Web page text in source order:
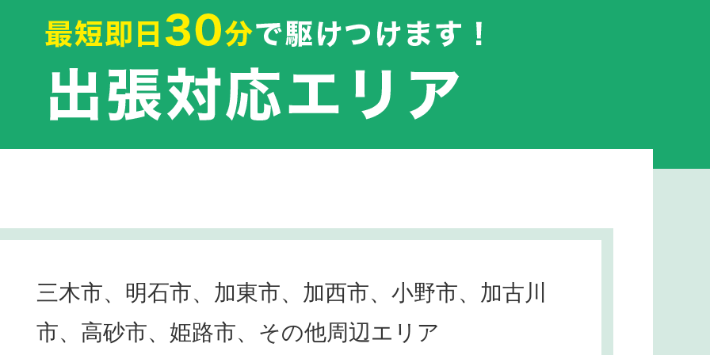
三木市、明石市、加東市、加西市、小野市、加古川
市、高砂市、姫路市、その他周辺エリア